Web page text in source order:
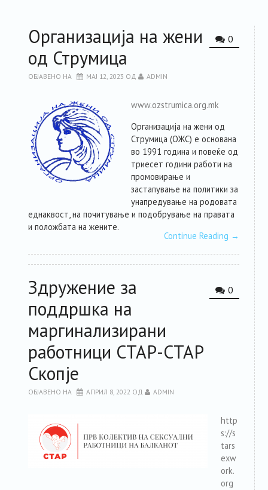
АКТИВНОСТИ
РЕСУРСИ
ФОРУМ
ЗА ПЛАТФОРМАТА
0
Организација на жени
од Струмица
ОБЈАВЕНО НА МАЈ 12, 2023 ОД ADMIN
www.ozstrumica.org.mk
Организација на жени од
Струмица (ОЖС) е основана
во 1991 година и повеќе од
триесет години работи на
промовирање и
застапување на политики за
унапредување на родовата
еднаквост, на почитување и подобрување на правата
и положбата на жените.
Continue Reading →
0
Здружение за
поддршка на
маргинализирани
работници СТАР-СТАР
Скопје
ОБЈАВЕНО НА АПРИЛ 8, 2022 ОД ADMIN
http
s://s
tars
exw
ork.
org